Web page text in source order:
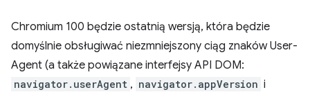
Chromium 100 będzie ostatnią wersją, która będzie
domyślnie obsługiwać niezmniejszony ciąg znaków User-
Agent (a także powiązane interfejsy API DOM:
navigator.userAgent , navigator.appVersion i